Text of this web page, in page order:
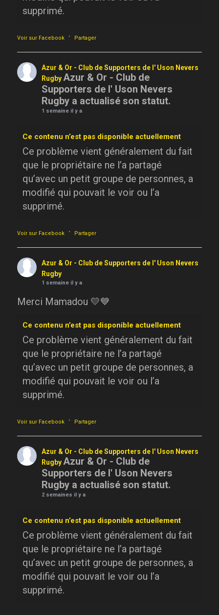
supprimé.
Voir sur Facebook · Partager
Azur & Or - Club de Supporters de l' Uson Nevers
RugbyAzur & Or - Club de
Supporters de l' Uson Nevers
Rugby a actualisé son statut.
1 semaine il y a
Ce contenu n’est pas disponible actuellement
Ce problème vient généralement du fait
que le propriétaire ne l’a partagé
qu’avec un petit groupe de personnes, a
modifié qui pouvait le voir ou l’a
supprimé.
Voir sur Facebook · Partager
Azur & Or - Club de Supporters de l' Uson Nevers
Rugby
1 semaine il y a
Merci Mamadou 💛💙
Ce contenu n’est pas disponible actuellement
Ce problème vient généralement du fait
que le propriétaire ne l’a partagé
qu’avec un petit groupe de personnes, a
modifié qui pouvait le voir ou l’a
supprimé.
Voir sur Facebook · Partager
Azur & Or - Club de Supporters de l' Uson Nevers
RugbyAzur & Or - Club de
Supporters de l' Uson Nevers
Rugby a actualisé son statut.
2 semaines il y a
Ce contenu n’est pas disponible actuellement
Ce problème vient généralement du fait
que le propriétaire ne l’a partagé
qu’avec un petit groupe de personnes, a
modifié qui pouvait le voir ou l’a
supprimé.